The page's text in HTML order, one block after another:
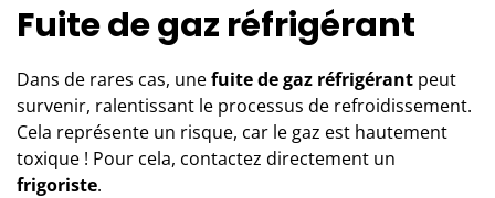
Fuite de gaz réfrigérant
Dans de rares cas, unefuite de gaz réfrigérant peut
survenir, ralentissant le processus de refroidissement.
Cela représente un risque, car le gaz est hautement
toxique ! Pour cela, contactez directement un
frigoriste.